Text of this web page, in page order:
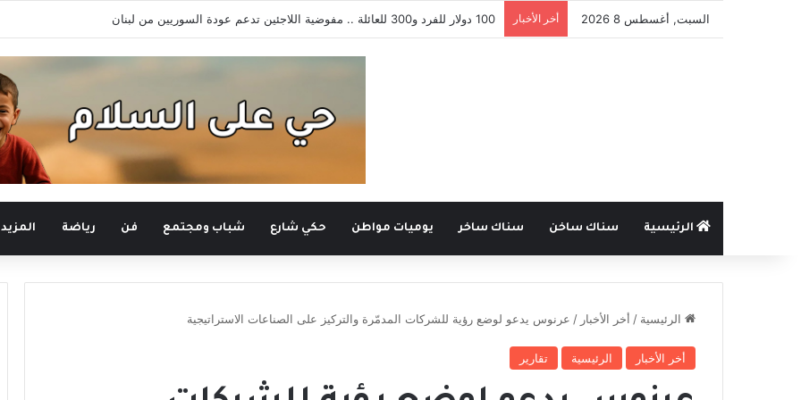
السبت, أغسطس 8 2026 أخر الأخبار بمبادرة فردية .. ميني var في بطولة شعبية بطرطوس يسبق الدوري السوري
الرئيسية سناك ساخن سناك ساخر يوميات مواطن حكي شارع شباب ومجتمع فن رياضة المزيد
الرئيسية / أخر الأخبار / عرنوس يدعو لوضع رؤية للشركات المدمّرة والتركيز على الصناعات الاستراتيجية
أخر الأخبار الرئيسية تقارير